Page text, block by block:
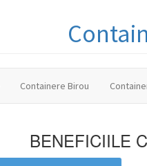
Containere Birou
BENEFICIILE